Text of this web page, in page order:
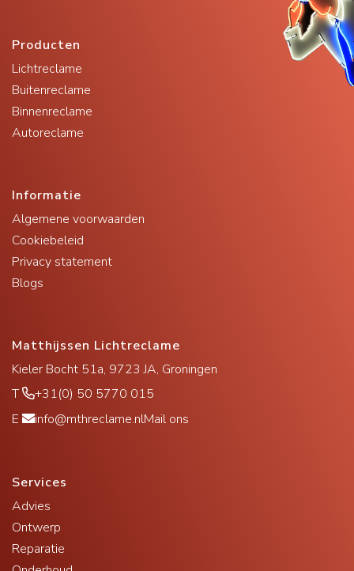
Producten
Lichtreclame
Buitenreclame
Binnenreclame
Autoreclame
Informatie
Algemene voorwaarden
Cookiebeleid
Privacy statement
Blogs
Matthijssen Lichtreclame
Kieler Bocht 51a, 9723 JA, Groningen
T
+31(0) 50 5770 015
E
info@mthreclame.nlMail ons
Services
Advies
Ontwerp
Reparatie